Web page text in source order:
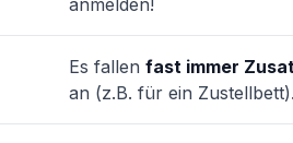
anmelden!
Es fallen fast immer
an (z.B. für ein Zustellbett).